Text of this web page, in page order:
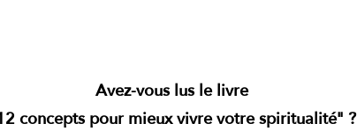
Avez-vous lus le livre
concepts pour mieux vivre votre spiritualité" ?